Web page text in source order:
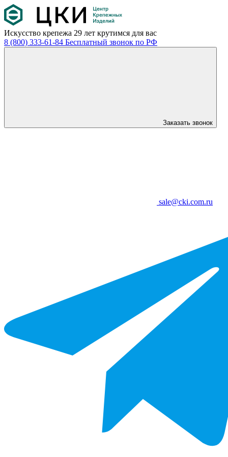
Искусство крепежа 29 лет крутимся для вас
8 (800) 333-61-84 Бесплатный звонок по РФ
Заказать звонок
sale@cki.com.ru